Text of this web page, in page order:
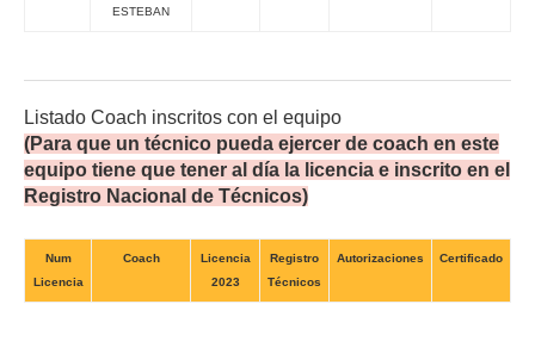
ESTEBAN
Listado Coach inscritos con el equipo
(Para que un técnico pueda ejercer de coach en este
equipo tiene que tener al día la licencia e inscrito en el
Registro Nacional de Técnicos)
Num
Licencia
Coach
Licencia
2023
Registro
Técnicos
Autorizaciones Certificado